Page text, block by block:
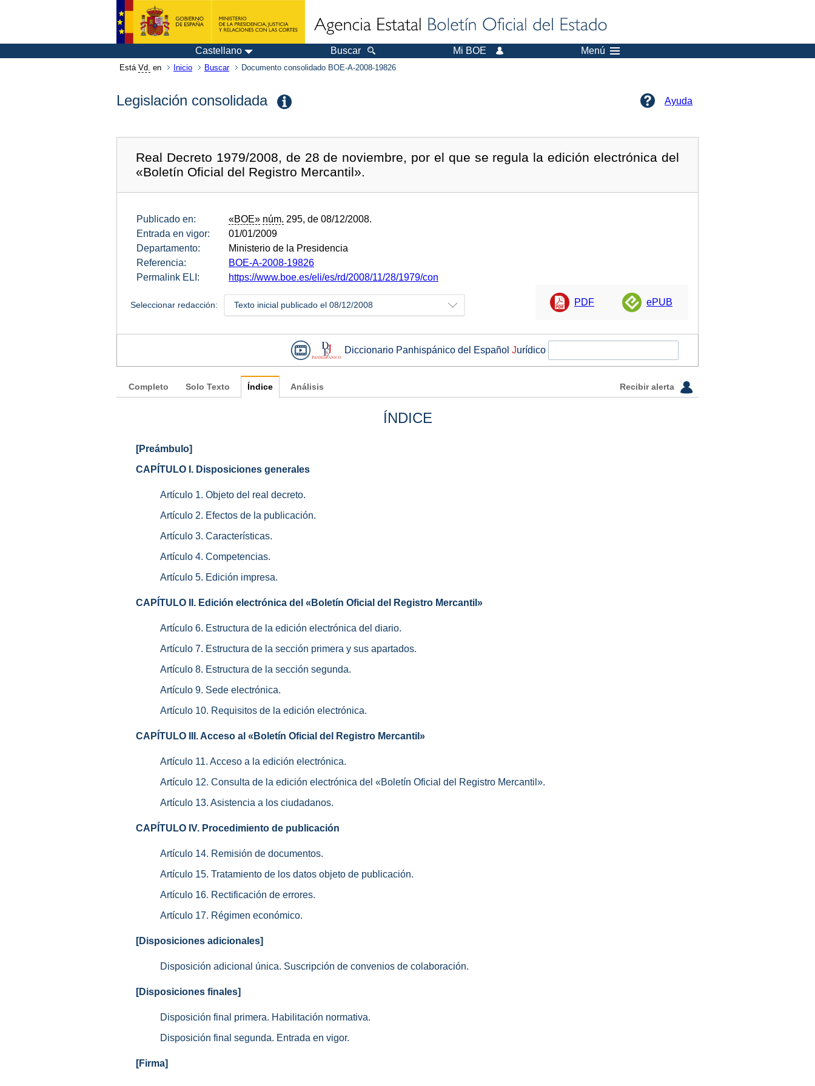
Castellano Buscar Mi BOE Menú
Está Vd. en Inicio Buscar Documento consolidado BOE-A-2008-19826
Legislación consolidada Ayuda
Real Decreto 1979/2008, de 28 de noviembre, por el que se regula la edición electrónica del
«Boletín Oficial del Registro Mercantil».
Publicado en: «BOE» núm. 295, de 08/12/2008.
Entrada en vigor:
01/01/2009
Departamento:
Ministerio de la Presidencia
Referencia:
BOE-A-2008-19826
Permalink ELI:
https://www.boe.es/eli/es/rd/2008/11/28/1979/con
Seleccionar redacción: Texto inicial publicado el 08/12/2008 PDF ePUB
Diccionario Panhispánico del Español Jurídico
Completo Solo Texto Índice Análisis Recibir alerta
ÍNDICE
[Preámbulo]
CAPÍTULO I. Disposiciones generales
Artículo 1. Objeto del real decreto.
Artículo 2. Efectos de la publicación.
Artículo 3. Características.
Artículo 4. Competencias.
Artículo 5. Edición impresa.
CAPÍTULO II. Edición electrónica del «Boletín Oficial del Registro Mercantil»
Artículo 6. Estructura de la edición electrónica del diario.
Artículo 7. Estructura de la sección primera y sus apartados.
Artículo 8. Estructura de la sección segunda.
Artículo 9. Sede electrónica.
Artículo 10. Requisitos de la edición electrónica.
CAPÍTULO III. Acceso al «Boletín Oficial del Registro Mercantil»
Artículo 11. Acceso a la edición electrónica.
Artículo 12. Consulta de la edición electrónica del «Boletín Oficial del Registro Mercantil».
Artículo 13. Asistencia a los ciudadanos.
CAPÍTULO IV. Procedimiento de publicación
Artículo 14. Remisión de documentos.
Artículo 15. Tratamiento de los datos objeto de publicación.
Artículo 16. Rectificación de errores.
Artículo 17. Régimen económico.
[Disposiciones adicionales]
Disposición adicional única. Suscripción de convenios de colaboración.
[Disposiciones finales]
Disposición final primera. Habilitación normativa.
Disposición final segunda. Entrada en vigor.
[Firma]